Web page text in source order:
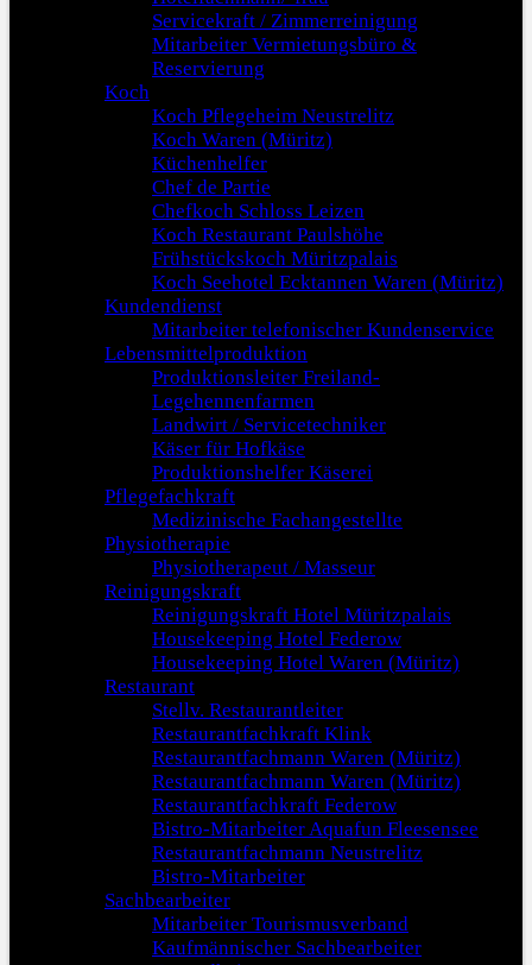
Servicekraft / Zimmerreinigung
Mitarbeiter Vermietungsbüro &
Reservierung
Koch
Koch Pflegeheim Neustrelitz
Koch Waren (Müritz)
Küchenhelfer
Chef de Partie
Chefkoch Schloss Leizen
Koch Restaurant Paulshöhe
Frühstückskoch Müritzpalais
Koch Seehotel Ecktannen Waren (Müritz)
Kundendienst
Mitarbeiter telefonischer Kundenservice
Lebensmittelproduktion
Produktionsleiter Freiland-
Legehennenfarmen
Landwirt / Servicetechniker
Käser für Hofkäse
Produktionshelfer Käserei
Pflegefachkraft
Medizinische Fachangestellte
Physiotherapie
Physiotherapeut / Masseur
Reinigungskraft
Reinigungskraft Hotel Müritzpalais
Housekeeping Hotel Federow
Housekeeping Hotel Waren (Müritz)
Restaurant
Stellv. Restaurantleiter
Restaurantfachkraft Klink
Restaurantfachmann Waren (Müritz)
Restaurantfachmann Waren (Müritz)
Restaurantfachkraft Federow
Bistro-Mitarbeiter Aquafun Fleesensee
Restaurantfachmann Neustrelitz
Bistro-Mitarbeiter
Sachbearbeiter
Mitarbeiter Tourismusverband
Kaufmännischer Sachbearbeiter